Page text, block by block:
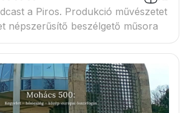
a Piros. Produkció művészetet
népszerűsítő beszélgető műsora